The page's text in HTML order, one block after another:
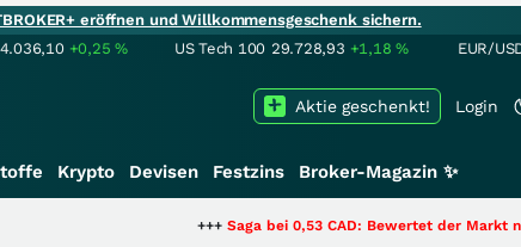
eröffnen und Willkommensgeschenk sichern.
+0,25% US Tech 100 29.728,93 +1,18% EUR/
Login
Aktie geschenkt!
Krypto Devisen Festzins Broker-Magazin ✨
Saga bei 0,53 CAD: Bewertet der Markt noch immer